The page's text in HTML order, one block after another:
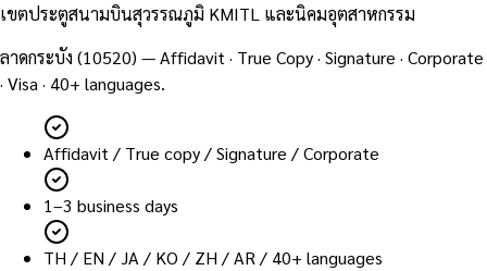
เขตประตูสนามบินสุวรรณภูมิ KMITL และนิคมอุตสาหกรรม
ลาดกระบัง (10520) — Affidavit · True Copy · Signature · Corporate
· Visa · 40+ languages.
Affidavit / True copy / Signature / Corporate
1–3 business days
TH / EN / JA / KO / ZH / AR / 40+ languages